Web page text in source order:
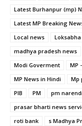
Latest Burhanpur (mp)
Latest MP Breaking
Local news
Loksabha
madhya pradesh news
Modi Goverment
MP
MP News in Hindi
Mp
PIB
PM pm
prasar bharti news
roti bank
s Madhya